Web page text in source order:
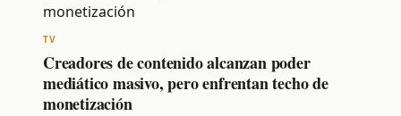
TV
Creadores de contenido alcanzan poder
mediático masivo, pero enfrentan techo de
monetización